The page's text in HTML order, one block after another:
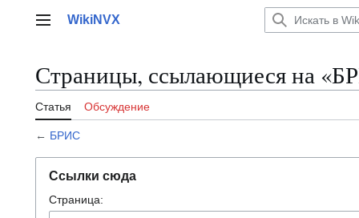
Главное меню
WikiNVX
Страницы, ссылающиеся на
Статья Обсуждение
← БРИС
Ссылки сюда
Страница: